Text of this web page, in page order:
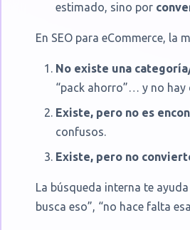
estimado, sino por
En SEO para eCommerce, la
No existe una
“pack ahorro”… y no hay
Existe, pero no es
confusos.
Existe, pero no
La búsqueda interna te
busca eso”, “no hace falta